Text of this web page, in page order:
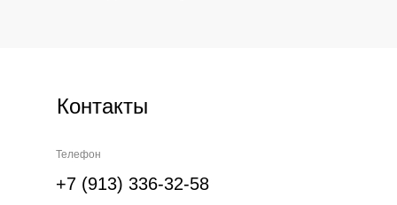
Контакты
Телефон
+7 (913) 336-32-58